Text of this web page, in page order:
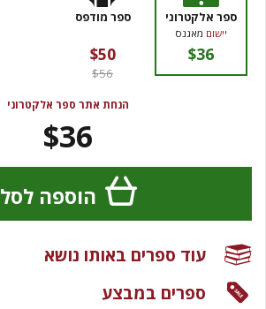
ספר אלקטרוני
יישום מאגנס
$36
ספר מודפס
$50
$56
הנחת אתר ספר אלקטרוני
$36
הוספה לסל
עוד ספרים באותו נושא
ספרים במבצע